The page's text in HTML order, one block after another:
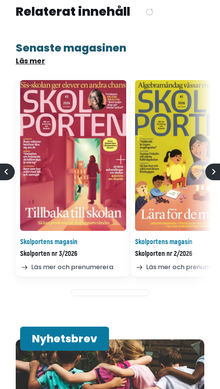
Relaterat innehåll
Senaste magasinen
Läs mer
Skolportens magasin
Skolporten nr 3/2026
Läs mer och prenumerera
Skolportens magasin
Skolporten nr 2/2026
Läs mer och
Nyhetsbrev